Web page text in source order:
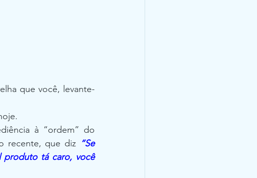
que você, levante-
à “ordem” do
recente, que diz “Se
produto tá caro, você